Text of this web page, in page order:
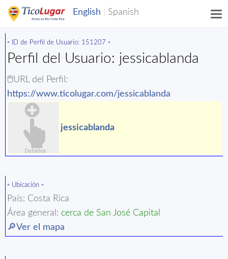
▫️ ID de Perfil de Usuario: 151207 ▫️
Perfil del Usuario: jessicablanda
🖱️URL del Perfil:
https://www.ticolugar.com/jessicablanda
jessicablanda
▫️ Ubicación ▫️
País: Costa Rica
Área general: cerca de San José Capital
🔎Ver el mapa